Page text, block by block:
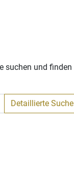
suchen und finden
Detaillierte Suche